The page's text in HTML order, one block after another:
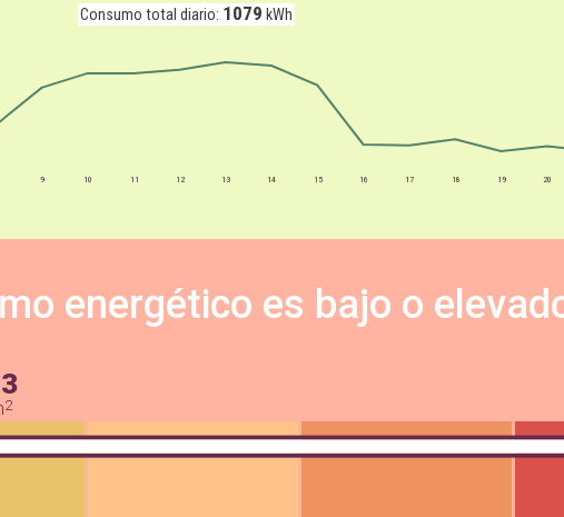
Consumo total diario: 1079 kWh
9 10 11 12 13 14 15 16 17 18 19 20
energético es bajo o
2